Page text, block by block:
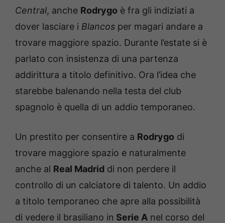
Central, anche Rodrygo è fra gli indiziati a
dover lasciare i Blancos per magari andare a
trovare maggiore spazio. Durante l’estate si è
parlato con insistenza di una partenza
addirittura a titolo definitivo. Ora l’idea che
starebbe balenando nella testa del club
spagnolo è quella di un addio temporaneo.
Un prestito per consentire a Rodrygo di
trovare maggiore spazio e naturalmente
anche al Real Madrid di non perdere il
controllo di un calciatore di talento. Un addio
a titolo temporaneo che apre alla possibilità
di vedere il brasiliano in Serie A nel corso del